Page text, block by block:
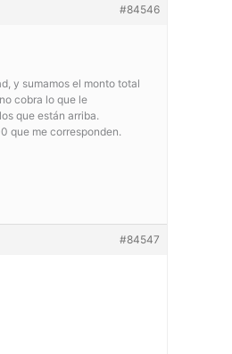
#84546
y sumamos el monto total
cobra lo que le
que están arriba.
que me corresponden.
#84547